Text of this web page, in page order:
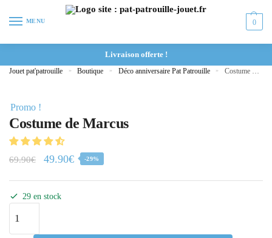
MENU 0
Livraison offerte !
Jouet pat'patrouille » Boutique » Déco anniversaire Pat Patrouille » Costume de Marcus
Promo !
Costume de Marcus
69.90€ 49.90€ -29%
29 en stock